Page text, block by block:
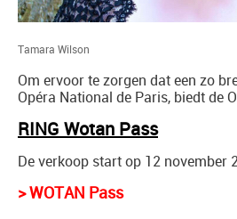
Tamara Wilson
Om ervoor te zorgen dat een zo
Opéra National de Paris, biedt de
RING Wotan Pass
De verkoop start op 12 november
> WOTAN Pass